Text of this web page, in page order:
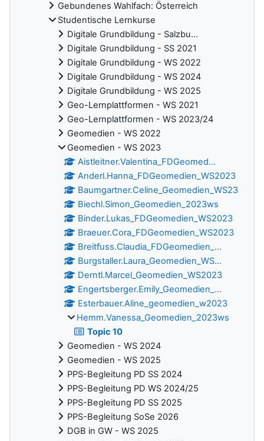
Gebundenes Wahlfach: Österreich
Studentische Lernkurse
Digitale Grundbildung - Salzbu...
Digitale Grundbildung - SS 2021
Digitale Grundbildung - WS 2022
Digitale Grundbildung - WS 2024
Digitale Grundbildung - WS 2025
Geo-Lernplattformen - WS 2021
Geo-Lernplattformen - WS 2023/24
Geomedien - WS 2022
Geomedien - WS 2023
Aistleitner.Valentina_FDGeomed...
Anderl.Hanna_FDGeomedien_WS2023
Baumgartner.Celine_Geomedien_WS23
Biechl.Simon_Geomedien_2023ws
Binder.Lukas_FDGeomedien_WS2023
Braeuer.Cora_FDGeomedien_WS2023
Breitfuss.Claudia_FDGeomedien_...
Burgstaller.Laura_Geomedien_WS...
Derntl.Marcel_Geomedien_WS2023
Engertsberger.Emily_Geomedien_...
Esterbauer.Aline_geomedien_w2023
Hemm.Vanessa_Geomedien_2023ws
Topic 10
Geomedien - WS 2024
Geomedien - WS 2025
PPS-Begleitung PD SS 2024
PPS-Begleitung PD WS 2024/25
PPS-Begleitung PD SS 2025
PPS-Begleitung SoSe 2026
DGB in GW - WS 2025